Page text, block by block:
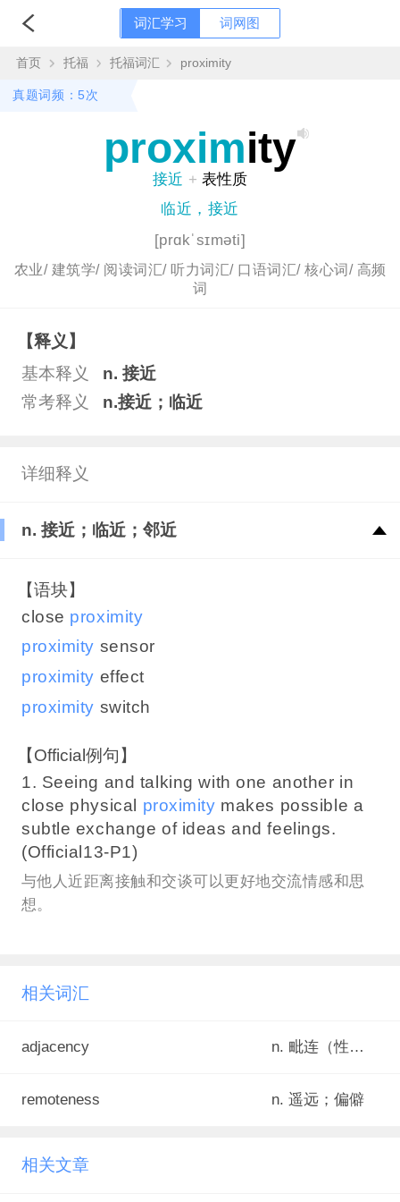
词汇学习 词网图
首页 托福 托福词汇 proximity
真题词频：5次
proximity
接近 + 表性质
临近，接近
[prɑkˈsɪməti]
农业/ 建筑学/ 阅读词汇/ 听力词汇/ 口语词汇/ 核心词/ 高频
词
【释义】
基本释义
n. 接近
常考释义
n.接近；临近
详细释义
n. 接近；临近；邻近
【语块】
close proximity
proximity sensor
proximity effect
proximity switch
【Official例句】
1. Seeing and talking with one another in
close physical proximity makes possible a
subtle exchange of ideas and feelings.
(Official13-P1)
与他人近距离接触和交谈可以更好地交流情感和思
想。
相关词汇
adjacency n. 毗连（性）；邻近（性）<正式>
remoteness n. 遥远；偏僻
相关文章